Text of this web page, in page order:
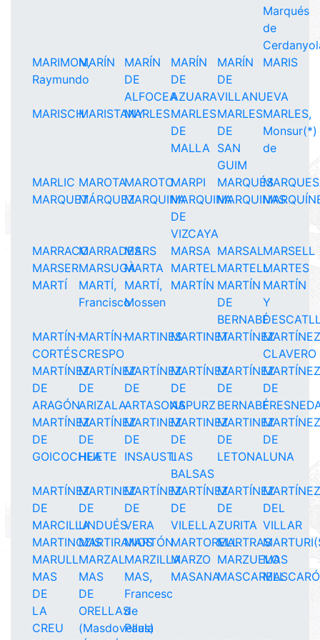
Marqués
de
MARIMON,
Raymundo
MARÍN
MARÍN
DE
ALFOCEA
MARÍN
DE
AZUARA
MARÍN
DE
VILLANUEVA
MARIS
MARISCHMARISTANYMARLESMARLES
DE
MALLA
MARLES
DE
SAN
GUIM
MARLES,
Monsur(*)
de
MARLIC MAROTAMAROTOMARPI MARQUÉS
MARQUETMÁRQUEZMARQUINAMARQUINA
DE
VIZCAYA
MARQUINAS
MARRACOMARRADESMARS MARSA MARSALMARSELL
MARSERMARSUGÀMARTA MARTELMARTELLMARTES
MARTÍ
MARTÍ,
Francisco
MARTÍ,
Mossen
MARTÍN MARTÍN
DE
BERNABÉ
MARTÍN
Y
MARTÍN-
CORTÉS
MARTÍN-
CRESPO
MARTINESMARTINETMARTÍNEZ
CLAVERO
MARTÍNEZ
DE
ARAGÓN
MARTÍNEZ
DE
ARIZALA
MARTÍNEZ
DE
ARTASONA
MARTÍNEZ
DE
ASPURZ
MARTÍNEZ
DE
BERNABÉ
DE
MARTÍNEZ
DE
GOICOCHEA
MARTÍNEZ
DE
HUETE
MARTINEZ
DE
INSAUSTI
MARTINEZ
DE
LAS
BALSAS
MARTINEZ
DE
LETONA
DE
LUNA
MARTÍNEZ
DE
MARCILLA
MARTINEZ
DE
UNDUÉS
MARTÍNEZ
DE
VERA
MARTÍNEZ
DE
VILELLA
MARTÍNEZ
DE
ZURITA
DEL
VILLAR
MARTINOZISMARTIRANOS
MARTÓNMARTORELLMARTRAS
MARULLMARZALMARZILLAMARZO MARZUELO
MAS
MAS
DE
LA
CREU
MAS
DE
ORELLAS
(Masdovellas)
MAS,
Francesc
de
Paula
MASANAMASCARELLMASCARÓ